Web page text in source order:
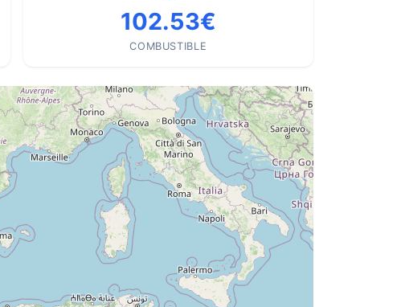
102.53€
COMBUSTIBLE